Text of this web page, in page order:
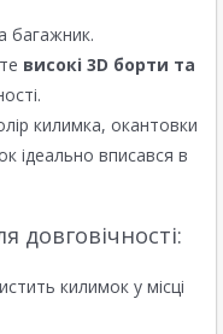
багажник.
високі 3D борти та
килимка, окантовки
ідеально вписався в
довговічності:
килимок у місці